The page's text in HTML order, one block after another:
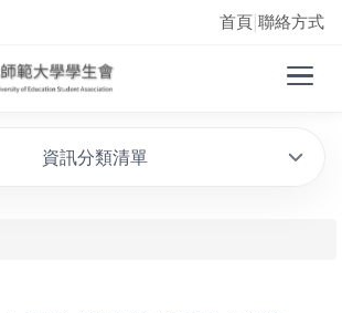
首頁 聯絡方式
資訊分類清單